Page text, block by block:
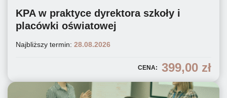
KPA w praktyce dyrektora szkoły i
placówki oświatowej
Najbliższy termin: 28.08.2026
CENA: 399,00 zł